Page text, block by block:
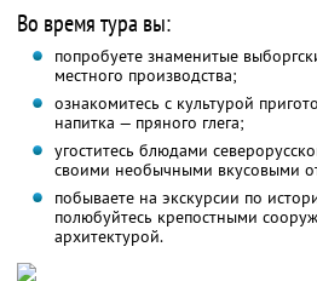
Во время тура вы:
попробуете знаменитые
местного производства;
ознакомитесь с культурой
напитка — пряного глега;
угоститесь блюдами
своими необычными вкусовыми
побываете на экскурсии по
полюбуйтесь крепостными
архитектурой.